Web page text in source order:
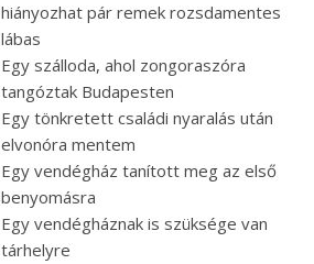
hiányozhat pár remek rozsdamentes
lábas
Egy szálloda, ahol zongoraszóra
tangóztak Budapesten
Egy tönkretett családi nyaralás után
elvonóra mentem
Egy vendégház tanított meg az első
benyomásra
Egy vendégháznak is szüksége van
tárhelyre